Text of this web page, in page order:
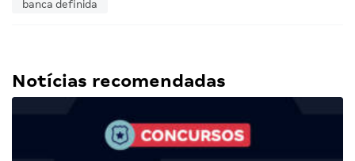
banca definida
Notícias recomendadas